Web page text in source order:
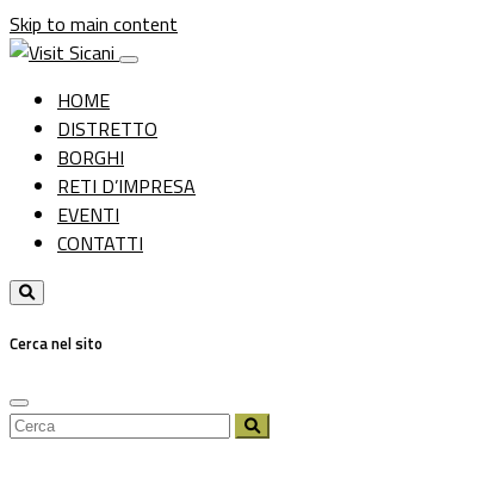
Skip to main content
HOME
DISTRETTO
BORGHI
RETI D’IMPRESA
EVENTI
CONTATTI
Cerca nel sito